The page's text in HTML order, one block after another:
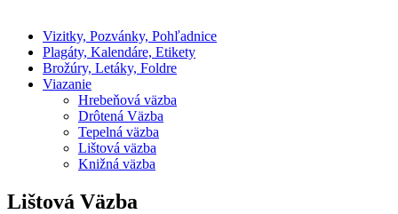
Vizitky, Pozvánky, Pohľadnice
Plagáty, Kalendáre, Etikety
Brožúry, Letáky, Foldre
Viazanie
Hrebeňová väzba
Drôtená Väzba
Tepelná väzba
Lištová väzba
Knižná väzba
Lištová Väzba